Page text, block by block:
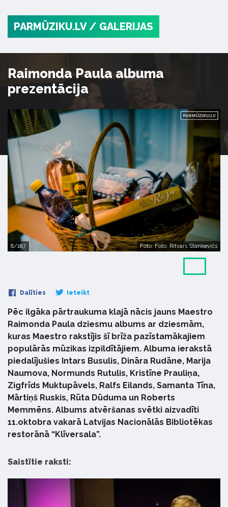
PARMŪZIKU.LV / GALERIJAS
Raimonda Paula albuma
prezentācija
8/187 Foto: Foto: Ritvars Stankevičs
Dalīties Ieteikt
Pēc ilgāka pārtraukuma klajā nācis jauns Maestro
Raimonda Paula dziesmu albums ar dziesmām,
kuras Maestro rakstījis šī brīža pazīstamākajiem
populārās mūzikas izpildītājiem. Albuma ierakstā
piedalījušies Intars Busulis, Dināra Rudāne, Marija
Naumova, Normunds Rutulis, Kristīne Prauliņa,
Zigfrīds Muktupāvels, Ralfs Eilands, Samanta Tīna,
Mārtiņš Ruskis, Rūta Dūduma un Roberts
Memmēns. Albums atvēršanas svētki aizvadīti
11.oktobra vakarā Latvijas Nacionālās Bibliotēkas
restorānā “Klīversala”.
Saistītie raksti: